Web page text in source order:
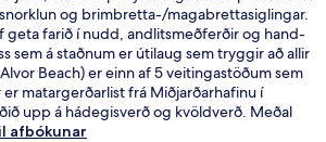
og brimbretta-/magabrettasiglingar.
geta farið í nudd, andlitsmeðferðir og hand-
sem á staðnum er útilaug sem tryggir að allir
Beach) er einn af 5 veitingastöðum sem
matargerðarlist frá Miðjarðarhafinu í
upp á hádegisverð og kvöldverð. Meðal
færð á þessu hóteli fyrir vandláta eru
afbókunar